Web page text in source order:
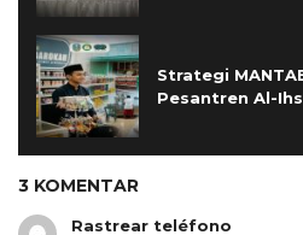
Strategi
Pesantren Al-
3 KOMENTAR
Rastrear teléfono